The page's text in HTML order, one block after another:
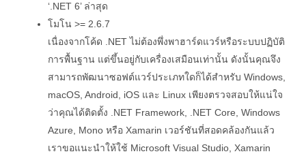
‘.NET 6’ ล่าสุด
โมโน >= 2.6.7
เนื่องจากโค้ด .NET ไม่ต้องพึ่งพาฮาร์ดแวร์หรือระบบปฏิบัติ
การพื้นฐาน แต่ขึ้นอยู่กับเครื่องเสมือนเท่านั้น ดังนั้นคุณจึง
สามารถพัฒนาซอฟต์แวร์ประเภทใดก็ได้สำหรับ Windows,
macOS, Android, iOS และ Linux เพียงตรวจสอบให้แน่ใจ
ว่าคุณได้ติดตั้ง .NET Framework, .NET Core, Windows
Azure, Mono หรือ Xamarin เวอร์ชันที่สอดคล้องกันแล้ว
เราขอแนะนำให้ใช้ Microsoft Visual Studio, Xamarin